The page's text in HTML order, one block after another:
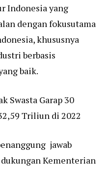
Indonesia yang
dengan fokusutama
khususnya
berbasis
baik.
Swasta Garap 30
Triliun di 2022
jawab
Kementerian